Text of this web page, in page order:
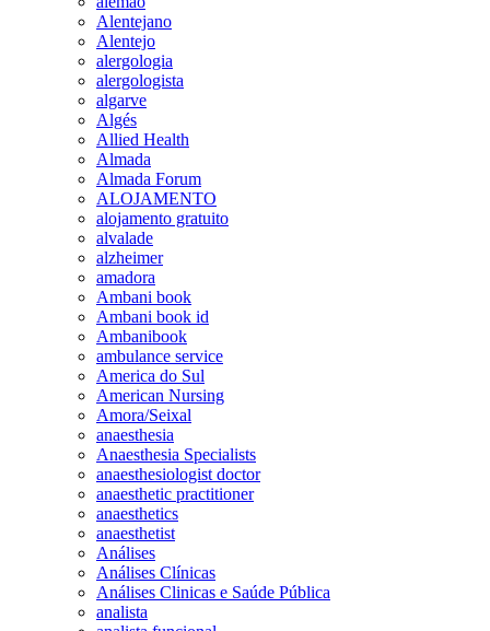
Alentejano
Alentejo
alergologia
alergologista
algarve
Algés
Allied Health
Almada
Almada Forum
ALOJAMENTO
alojamento gratuito
alvalade
alzheimer
amadora
Ambani book
Ambani book id
Ambanibook
ambulance service
America do Sul
American Nursing
Amora/Seixal
anaesthesia
Anaesthesia Specialists
anaesthesiologist doctor
anaesthetic practitioner
anaesthetics
anaesthetist
Análises
Análises Clínicas
Análises Clinicas e Saúde Pública
analista